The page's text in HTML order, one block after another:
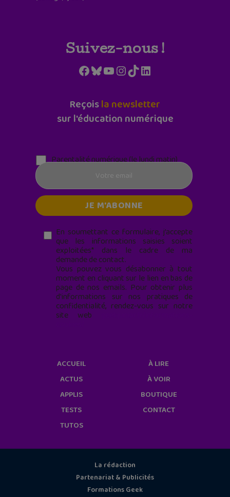
Suivez-nous !
Facebook
Bluesky
YouTube
Instagram
TikTokLinkedIn
Reçoisla newsletter
sur l'éducation numérique
Parentalité numérique (le lundi matin)
En soumettant ce formulaire, j’accepte
que les informations saisies soient
exploitées* dans le cadre de ma
demande de contact.
Vous pouvez vous désabonner à tout
moment en cliquant sur le lien en bas de
page de nos emails. Pour obtenir plus
d'informations sur nos pratiques de
confidentialité, rendez-vous sur notre
site web
ACCUEIL
ACTUS
APPLIS
TESTS
TUTOS
À LIRE
À VOIR
BOUTIQUE
CONTACT
La rédaction
Partenariat & Publicités
Formations Geek